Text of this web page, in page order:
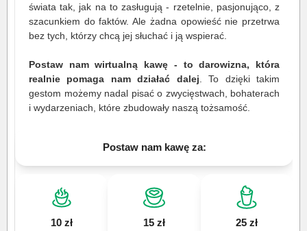
świata tak, jak na to zasługują - rzetelnie, pasjonująco, z
szacunkiem do faktów. Ale żadna opowieść nie przetrwa
bez tych, którzy chcą jej słuchać i ją wspierać.
Postaw nam wirtualną kawę - to darowizna, która
realnie pomaga nam działać dalej . To dzięki takim
gestom możemy nadal pisać o zwycięstwach, bohaterach
i wydarzeniach, które zbudowały naszą tożsamość.
Postaw nam kawę za:
10 zł 15 zł 25 zł